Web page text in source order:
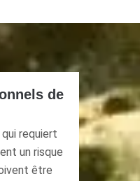
de
requiert
un risque
être